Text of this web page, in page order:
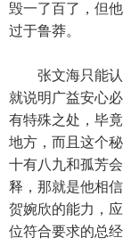
毁一了百了，但
过于鲁莽。
张文海只能认
就说明广益安心
有特殊之处，毕
地方，而且这个
十有八九和孤芳
释，那就是他相
贺婉欣的能力，
位符合要求的总经